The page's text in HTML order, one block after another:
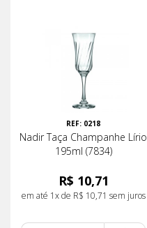
REF: 0218
Nadir Taça Champanhe Lírio
195ml (7834)
R$ 10,71
em até 1x de R$ 10,71 sem juros